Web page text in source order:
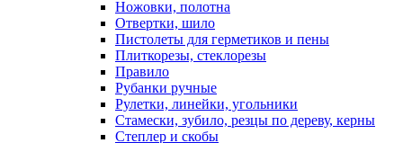
Ножовки, полотна
Отвертки, шило
Пистолеты для герметиков и пены
Плиткорезы, стеклорезы
Правило
Рубанки ручные
Рулетки, линейки, угольники
Стамески, зубило, резцы по дереву, керны
Степлер и скобы